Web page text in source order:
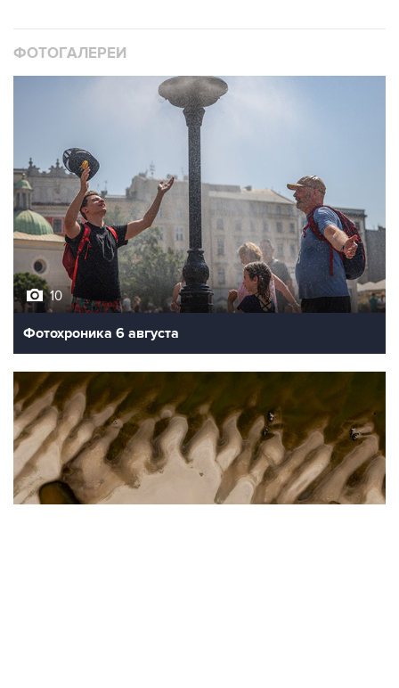
ФОТОГАЛЕРЕИ
10
Фотохроника 6 августа